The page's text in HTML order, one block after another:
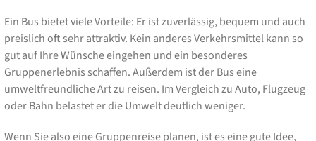
Ein Bus bietet viele Vorteile: Er ist zuverlässig, bequem und auch
preislich oft sehr attraktiv. Kein anderes Verkehrsmittel kann so
gut auf Ihre Wünsche eingehen und ein besonderes
Gruppenerlebnis schaffen. Außerdem ist der Bus eine
umweltfreundliche Art zu reisen. Im Vergleich zu Auto, Flugzeug
oder Bahn belastet er die Umwelt deutlich weniger.
Wenn Sie also eine Gruppenreise planen, ist es eine gute Idee,